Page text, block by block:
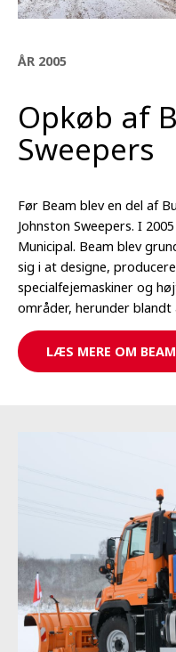
ÅR 2005
Opkøb af
Sweepers
Før Beam blev en del af
Johnston Sweepers. I
Municipal. Beam blev
sig i at designe,
specialfejemaskiner og
områder, herunder
LÆS MERE OM BEAM